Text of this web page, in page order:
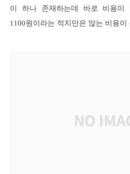
이 하나 존재하는데 바로 비용이
1100원이라는 적지만은 않는 비용이